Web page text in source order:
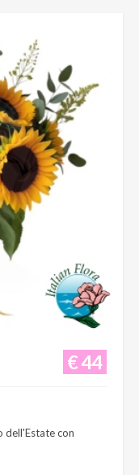
€ 44
dell'Estate con